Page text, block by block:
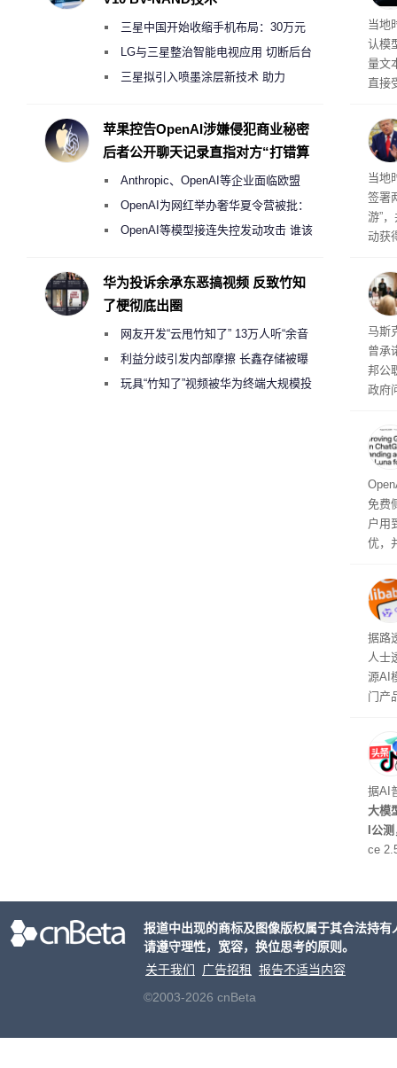
当地
认模
量文
直接
幅较
育
当地
签署
游”
动获
育
行动
果
马斯
曾承
邦公
政府
称
也无
免费
户用
优，
本
钮用
型
据路
人士
源AI
门产
据AI
大模
I公
ce
三星中国开始收缩手机布局：30万元
月销售额不达标门店 将被逐步清退
LG与三星整治智能电视应用 切断后台
偷偷共享带宽的违规行为
三星拟引入喷墨涂层新技术 助力
度
苹果控告OpenAI涉嫌侵犯商业秘密
后者公开聊天记录直指对方“打错算
Anthropic、OpenAI等企业面临欧盟
《人工智能法案》全新执法权限审查
OpenAI为网红举办奢华夏令营被批：
2000美元一晚 遭讽“反乌托邦”
OpenAI等模型接连失控发动攻击 谁该
华为投诉余承东恶搞视频 反致竹知
了梗彻底出圈
网友开发“云甩竹知了” 13万人听“余音
绕梁”利益分歧引发内部摩擦 长鑫存储被曝
曾将华为驻场工程师驱逐出研发基地
玩具“竹知了”视频被华为终端大规模投
报道中出现的商标及图像版权属于其合法持
请遵守理性，宽容，换位思考的原则。
关于我们
广告招租
报告不适当内容
©2003-2026 cnBeta